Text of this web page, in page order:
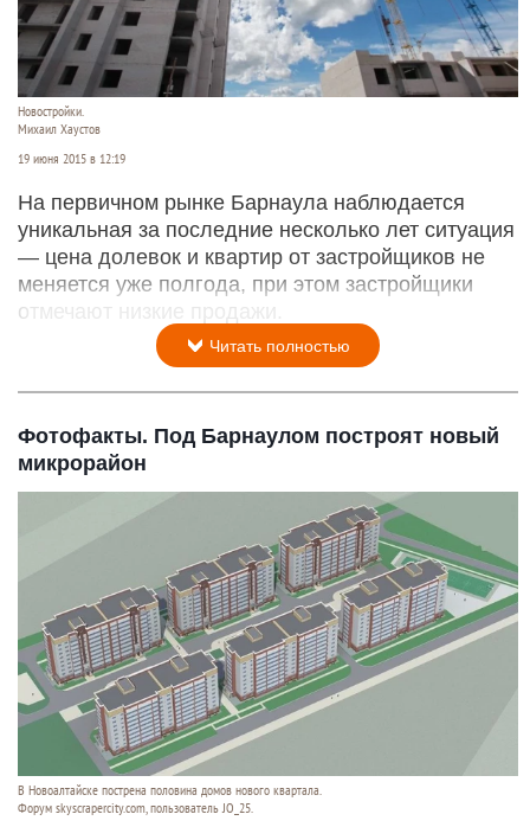
Новостройки.
Михаил Хаустов
19 июня 2015 в 12:19
На первичном рынке Барнаула наблюдается
уникальная за последние несколько лет ситуация
— цена долевок и квартир от застройщиков не
меняется уже полгода, при этом застройщики
отмечают низкие продажи.
Читать полностью
Фотофакты. Под Барнаулом построят новый
микрорайон
В Новоалтайске пострена половина домов нового квартала.
Форум skyscrapercity.com, пользователь JO_25.